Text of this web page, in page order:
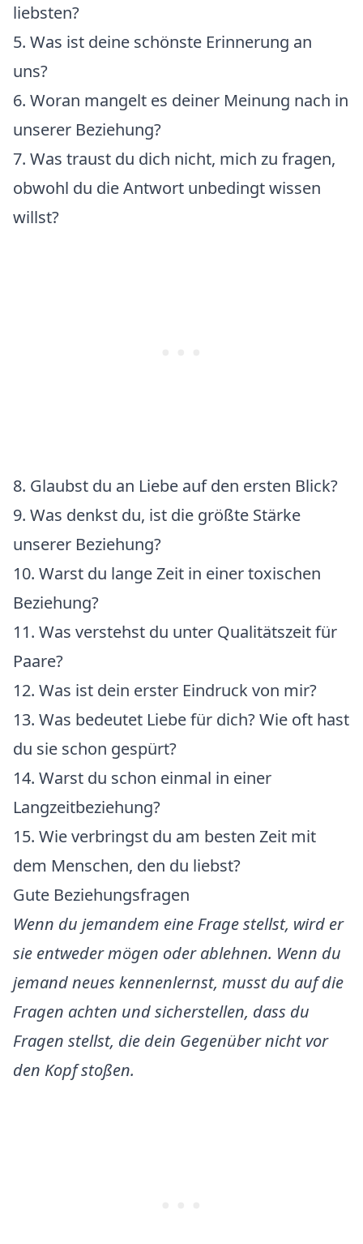
liebsten?
5. Was ist deine schönste Erinnerung an
uns?
6. Woran mangelt es deiner Meinung nach in
unserer Beziehung?
7. Was traust du dich nicht, mich zu fragen,
obwohl du die Antwort unbedingt wissen
willst?
8. Glaubst du an Liebe auf den ersten Blick?
9. Was denkst du, ist die größte Stärke
unserer Beziehung?
10. Warst du lange Zeit in einer toxischen
Beziehung?
11. Was verstehst du unter Qualitätszeit für
Paare?
12. Was ist dein erster Eindruck von mir?
13. Was bedeutet Liebe für dich? Wie oft hast
du sie schon gespürt?
14. Warst du schon einmal in einer
Langzeitbeziehung?
15. Wie verbringst du am besten Zeit mit
dem Menschen, den du liebst?
Gute Beziehungsfragen
Wenn du jemandem eine Frage stellst, wird er
sie entweder mögen oder ablehnen. Wenn du
jemand neues kennenlernst, musst du auf die
Fragen achten und sicherstellen, dass du
Fragen stellst, die dein Gegenüber nicht vor
den Kopf stoßen.